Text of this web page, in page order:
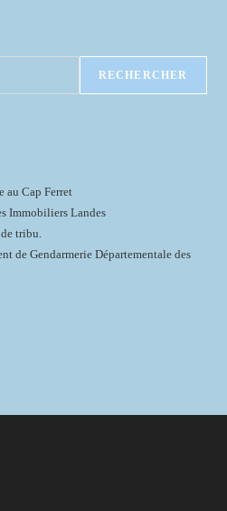
RECHERCHER
au Cap Ferret
Immobiliers Landes
tribu.
de Gendarmerie Départementale des